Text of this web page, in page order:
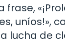
frase,
uníos!»,
lucha de